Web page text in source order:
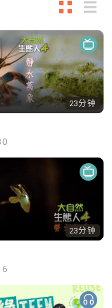
23分钟
23分钟